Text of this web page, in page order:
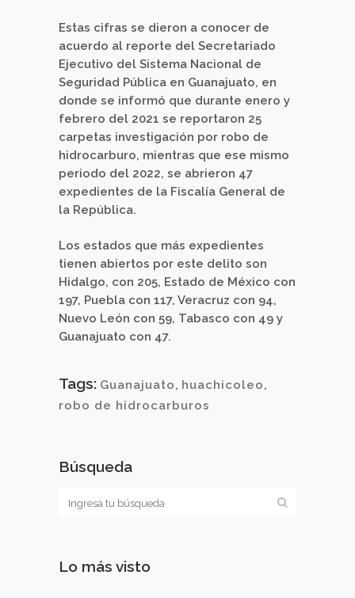
Estas cifras se dieron a conocer de
acuerdo al reporte del Secretariado
Ejecutivo del Sistema Nacional de
Seguridad Pública en Guanajuato, en
donde se informó que durante enero y
febrero del 2021 se reportaron 25
carpetas investigación por robo de
hidrocarburo, mientras que ese mismo
periodo del 2022, se abrieron 47
expedientes de la Fiscalía General de
la República.
Los estados que más expedientes
tienen abiertos por este delito son
Hidalgo, con 205, Estado de México con
197, Puebla con 117, Veracruz con 94,
Nuevo León con 59, Tabasco con 49 y
Guanajuato con 47.
Tags: Guanajuato, huachicoleo,
robo de hidrocarburos
Búsqueda
Lo más visto